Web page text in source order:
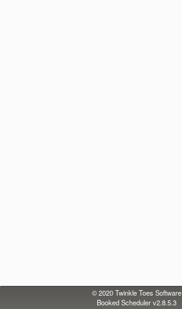
© 2020Twinkle Toes Software
Booked Scheduler v2.8.5.3